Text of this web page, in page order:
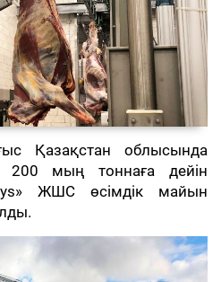
Қазақстан облысында
200 мың тоннаға дейін
ЖШС өсімдік майын